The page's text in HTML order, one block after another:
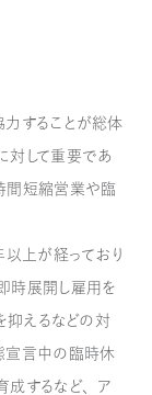
することが総体
対して重要であ
間短縮営業や臨
上が経っており
時展開し雇用を
えるなどの対
宣言中の臨時休
成するなど、ア